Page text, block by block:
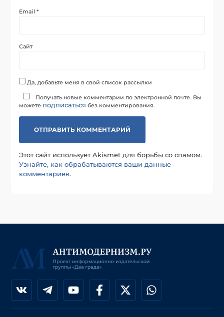
Email*
Сайт
Да, добавьте меня в свой список рассылки
Получать новые комментарии по электронной почте. Вы
можете подписаться без комментирования.
Этот сайт использует Akismet для борьбы со спамом.
Узнайте, как обрабатываются ваши данные
комментариев.